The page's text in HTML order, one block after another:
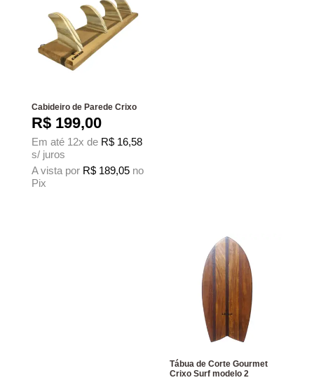
Cabideiro de Parede Crixo
R$ 199,00
Em até 12x de R$ 16,58
s/ juros
A vista por R$ 189,05 no
Pix
Tábua de Corte Gourmet
Crixo Surf modelo 2